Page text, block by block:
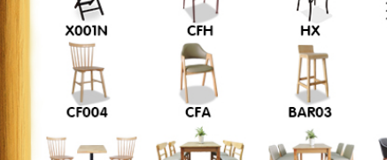
BÀN BAR BEER CLUB BCF
SX GIÁ RẺ - MÃ SỐ: BCF SX
750.000 VNĐ
GHẾ EAMES - GHẾ NHỰA
CAFE CHÂN GỖ GIÁ RẺ - MÃ
SỐ: M002
550.000 VNĐ